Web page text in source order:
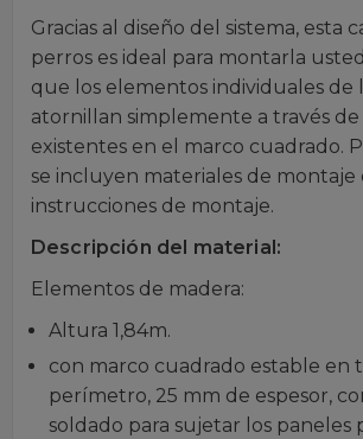
Gracias al diseño del sistema, esta
perros es ideal para montarla
que los elementos individuales de
atornillan simplemente a través
existentes en el marco cuadrado.
se incluyen materiales de montaje
instrucciones de montaje.
Descripción del material:
Elementos de madera:
Altura 1,84m.
con marco cuadrado estable en
perímetro, 25 mm de espesor,
soldado para sujetar los paneles